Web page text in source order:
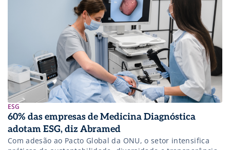
ESG
60% das empresas de Medicina Diagnóstica
adotam ESG, diz Abramed
Com adesão ao Pacto Global da ONU, o setor intensifica